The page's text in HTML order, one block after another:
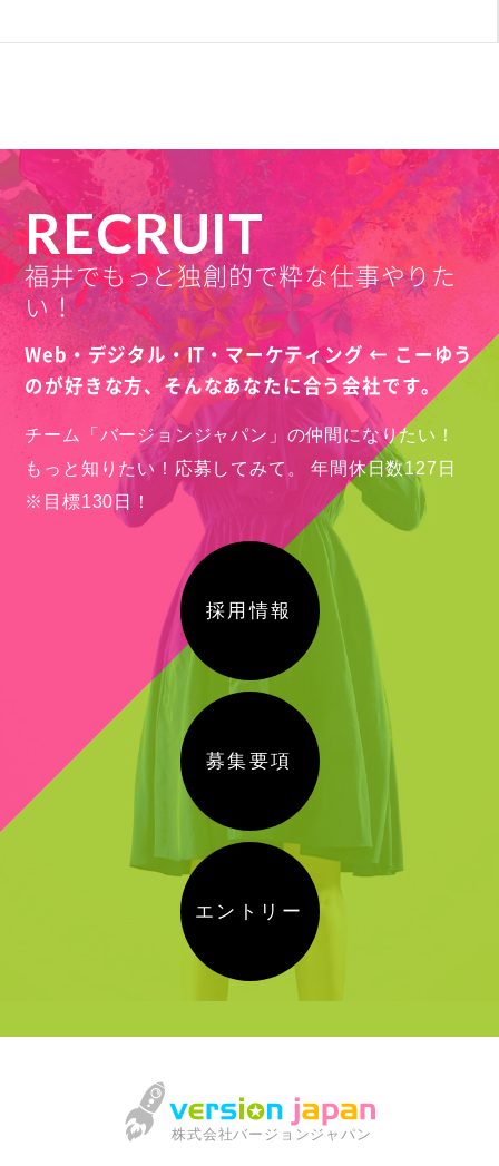
RECRUIT
福井でもっと独創的で粋な仕事やりた
い！
Web・デジタル・IT・マーケティング ← こーゆう
のが好きな方、そんなあなたに合う会社です。
チーム「バージョンジャパン」の仲間になりたい！
もっと知りたい！応募してみて。
年間休日数127日
※目標130日！
採用情報
募集要項
エントリー
株式会社バージョンジャパン